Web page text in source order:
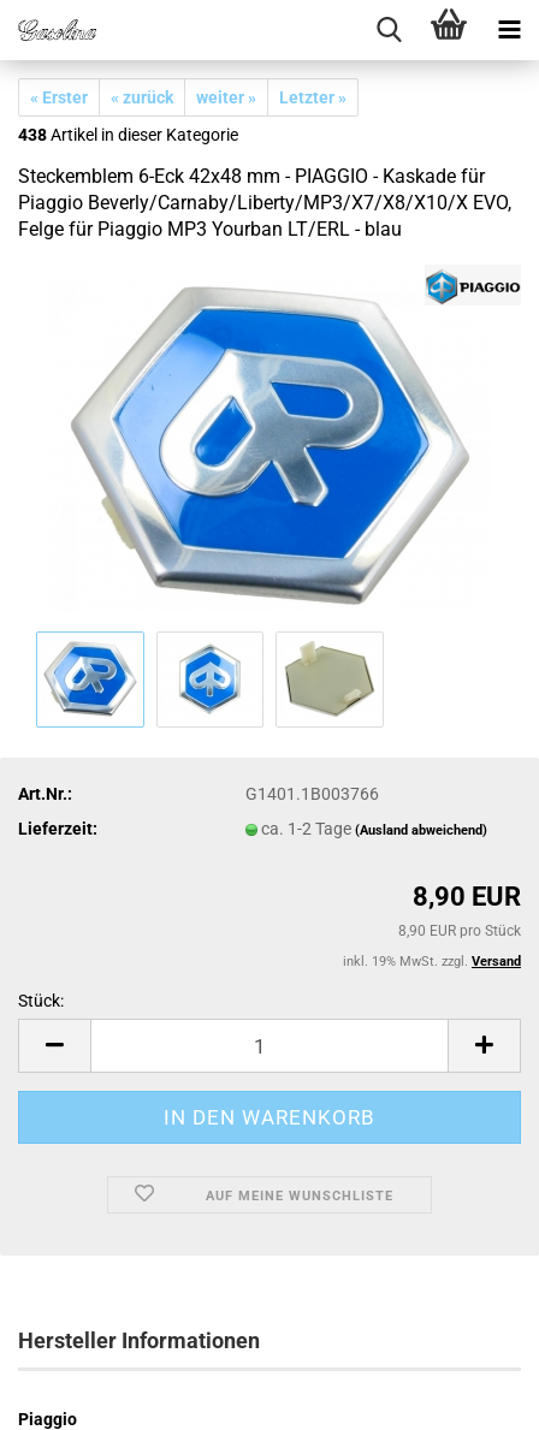
« Erster « zurück weiter »
Letzter »
438Artikel in dieser Kategorie
Steckemblem 6-Eck 42x48 mm - PIAGGIO - Kaskade für
Piaggio Beverly/Carnaby/Liberty/MP3/X7/X8/X10/X EVO,
Felge für Piaggio MP3 Yourban LT/ERL - blau
Art.Nr.:
G1401.1B003766
Lieferzeit:
ca. 1-2 Tage(Ausland abweichend)
8,90 EUR
8,90 EUR pro Stück
inkl. 19% MwSt. zzgl. Versand
Stück:
AUF MEINE WUNSCHLISTE
Hersteller Informationen
Piaggio